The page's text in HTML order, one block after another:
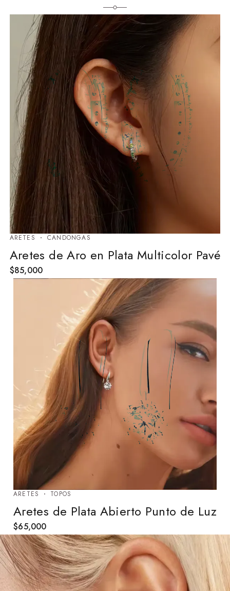
ARETES ⁠CANDONGAS
Aretes de Aro en Plata Multicolor Pavé
$85,000
ARETES TOPOS
Aretes de Plata Abierto Punto de Luz
$65,000